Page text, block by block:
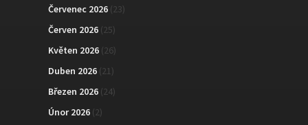
Červenec 2026 (23)
Červen 2026 (25)
Květen 2026 (26)
Duben 2026 (21)
Březen 2026 (24)
Únor 2026 (2)